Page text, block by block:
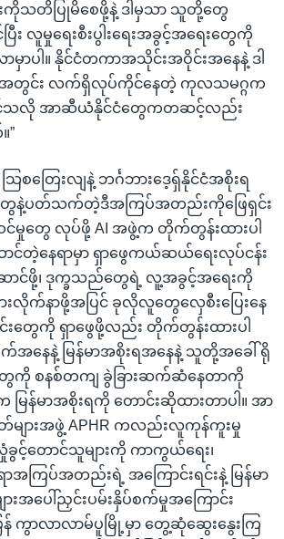
သတိပြုမိစေဖို့နဲ့ ဒါမှသာ သူတို့တွေ
င်ပြီး လူမှုရေးစီးပွါးရေးအခွင့်အရေးတွေကို
ာပါ။ နိုင်ငံတကာအသိုင်းအဝိုင်းအနေနဲ့ ဒါ
ငံအတွင်း လက်ရှိလုပ်ကိုင်နေတဲ့ ကုလသမဂ္ဂက
သလို အာဆီယံနိုင်ငံတွေကတဆင့်လည်း
”
စတြေးလျနဲ့ ဘင်္ဂဘားဒေ့ရှ်နိုင်ငံအစိုးရ
နဲ့ပတ်သက်တဲ့ဒီအကြပ်အတည်းကိုဖြေရှင်း
ဆင်မှုတွေ လုပ်ဖို့ AI အဖွဲ့က တိုက်တွန်းထားပါ
တဲ့နေရာမှာ ရှာဖွေကယ်ဆယ်ရေးလုပ်ငန်း
ာင်ဖို့၊ ဒုက္ခသည်တွေရဲ့ လူ့အခွင့်အရေးကို
းလိုက်နာဖို့အပြင် ခုလိုလူတွေလှေစီးပြေးနေ
းတွေကို ရှာဖွေဖို့လည်း တိုက်တွန်းထားပါ
နေနဲ့ မြန်မာအစိုးရအနေနဲ့ သူတို့အခေါ် ရို
ေကို စနစ်တကျ ခွဲခြားဆက်ဆံနေတာကို
မြန်မာအစိုးရကို တောင်းဆိုထားတာပါ။ အာ
ျားအဖွဲ့ APHR ကလည်းလူကုန်ကူးမှု
င့်တောင်သူများကို ကာကွယ်ရေး၊
ာအကြပ်အတည်းရဲ့ အကြောင်းရင်းနဲ့ မြန်မာ
ားအပေါ်ညှင်းပမ်းနှိပ်စက်မှုအကြောင်း
န် ကွာလာလာမ်ပူမြို့မှာ တွေ့ဆုံဆွေးနွေးကြ